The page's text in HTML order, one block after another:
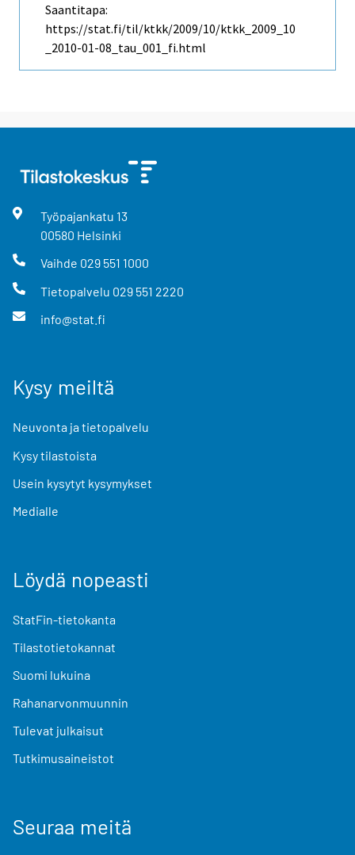
Saantitapa:
https://stat.fi/til/ktkk/2009/10/ktkk_2009_10
_2010-01-08_tau_001_fi.html
Työpajankatu 13
00580 Helsinki
Vaihde 029 551 1000
Tietopalvelu 029 551 2220
info@stat.fi
Kysy meiltä
Neuvonta ja tietopalvelu
Kysy tilastoista
Usein kysytyt kysymykset
Medialle
Löydä nopeasti
StatFin-tietokanta
Tilastotietokannat
Suomi lukuina
Rahanarvonmuunnin
Tulevat julkaisut
Tutkimusaineistot
Seuraa meitä